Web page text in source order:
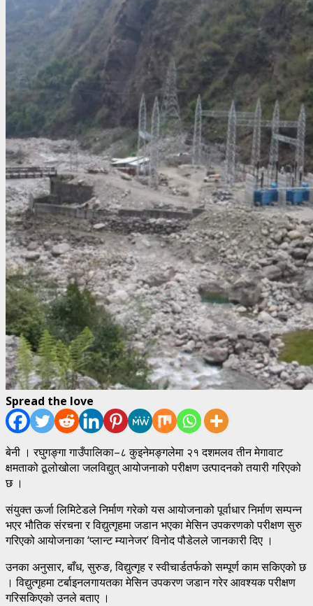
Spread the love
बेनी । रघुगङ्गा गाउँपालिका–८ कुइनेमङ्गलेमा २१ दशमलव तीन मेगावाट
क्षमताको ठूलोखोला जलविद्युत् आयोजनाको परीक्षण उत्पादनको तयारी गरिएको
छ ।
संयुक्त ऊर्जा लिमिटेडले निर्माण गरेको यस आयोजनाको पूर्वाधार निर्माण सम्पन्न
भएर भौतिक संरचना र विद्युत्गृहमा जडान भएका मेसिन उपकरणको परीक्षण सुरु
गरिएको आयोजनाका ‘प्लान्ट म्यानेजर’ विनोद पौडेलले जानकारी दिए ।
उनका अनुसार, बाँध, सुरुङ, विद्युत्गृह र स्वीचार्डतर्फको सम्पूर्ण काम सकिएको छ
। विद्युत्गृहमा टर्बाइनलगायतका मेसिन उपकरण जडान गरेर आवश्यक परीक्षण
गरिसकिएको उनले बताए ।